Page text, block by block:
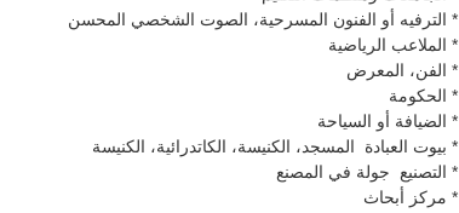
* الترفيه أو الفنون المسرحية، الصوت الشخصي المحسن
* الملاعب الرياضية
* الفن، المعرض
* الحكومة
* الضيافة أو السياحة
* بيوت العبادة ️ المسجد، الكنيسة، الكاتدرائية، الكنيسة
* التصنيع ‬ جولة في المصنع
* مركز أبحاث